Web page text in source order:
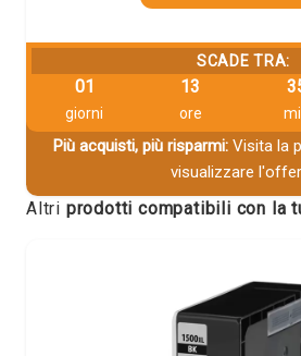
SCADE TRA:
01
giorni
13
ore
Più acquisti, più risparmi:Visita la
visualizzare
Altri prodotti compatibili con la